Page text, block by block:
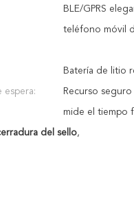
BLE/GPRS
teléfono móvil
Batería de litio
espera: Recurso
mide el tiempo
del sello,